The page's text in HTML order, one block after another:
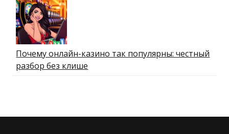
Почему онлайн-казино так популярны: честный
разбор без клише